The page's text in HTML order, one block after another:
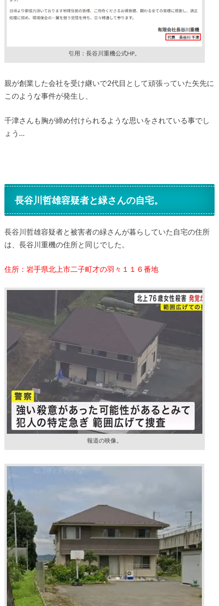
引用：長谷川重機公式HP。
親が創業した会社を受け継いで2代目として頑張っていた矢先に
このような事件が発生し、
千津さんも胸が締め付けられるような思いをされている事でし
ょう…
長谷川哲雄容疑者と緑さんの自宅。
長谷川哲雄容疑者と被害者の緑さんが暮らしていた自宅の住所
は、長谷川重機の住所と同じでした。
住所：岩手県北上市二子町才の羽々１１６番地
報道の映像。